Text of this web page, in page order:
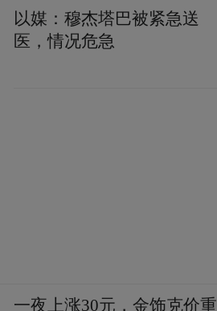
以媒：穆杰塔巴被紧急送
医，情况危急
一夜上涨30元，金饰克价重